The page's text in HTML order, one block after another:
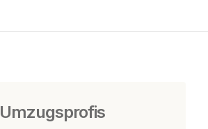
Umzugsprofis